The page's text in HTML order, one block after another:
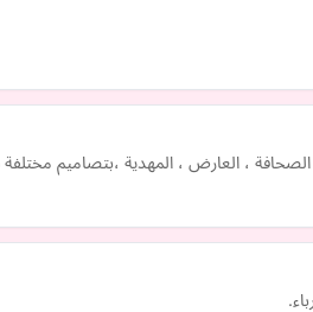
، الصحافة ، العارض ، المهدية ،بتصاميم